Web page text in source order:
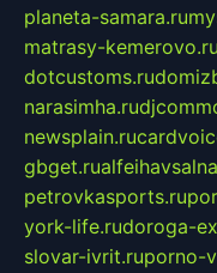
planeta-samara.ru
matrasy-kemerovo.ru
dotcustoms.ru
narasimha.ru
newsplain.ru
gbget.ru
petrovkasports.ru
york-life.rudoroga-
slovar-ivrit.ruporno-